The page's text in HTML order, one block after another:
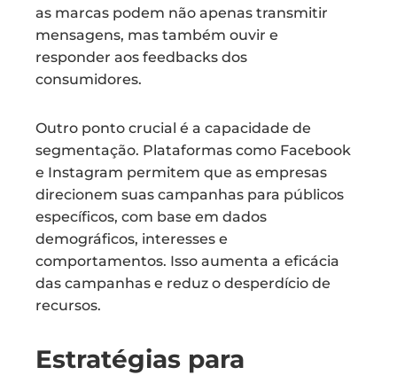
as marcas podem não apenas transmitir
mensagens, mas também ouvir e
responder aos feedbacks dos
consumidores.
Outro ponto crucial é a capacidade de
segmentação. Plataformas como Facebook
e Instagram permitem que as empresas
direcionem suas campanhas para públicos
específicos, com base em dados
demográficos, interesses e
comportamentos. Isso aumenta a eficácia
das campanhas e reduz o desperdício de
recursos.
Estratégias para